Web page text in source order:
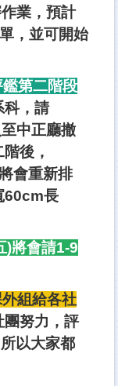
業，預計
，並可開始
第二階段
科，請
中正廳撤
後，
會重新排
60cm長
)將會請1-9
組給各社
團努力，評
以大家都